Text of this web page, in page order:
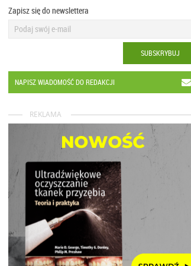
Zapisz się do newslettera
SUBSKRYBUJ
NAPISZ WIADOMOŚĆ DO REDAKCJI
REKLAMA